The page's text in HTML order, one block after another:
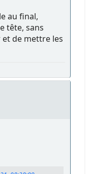
au final,
tête, sans
de mettre les